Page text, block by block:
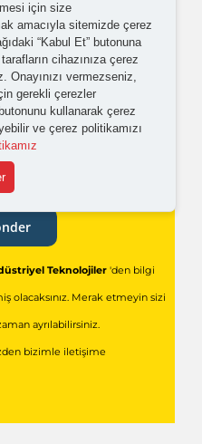
yönelikaydınlatma ve
Teknolojiler'den bilgi
olacaksınız. Merak etmeyin sizi
ayrılabilirsiniz.
bizimle iletişime
için size
amacıyla sitemizde çerez
“Kabul Et” butonuna
cihazınıza çerez
Onayınızı vermezseniz,
gerekli çerezler
kullanarak çerez
ve çerez politikamızı